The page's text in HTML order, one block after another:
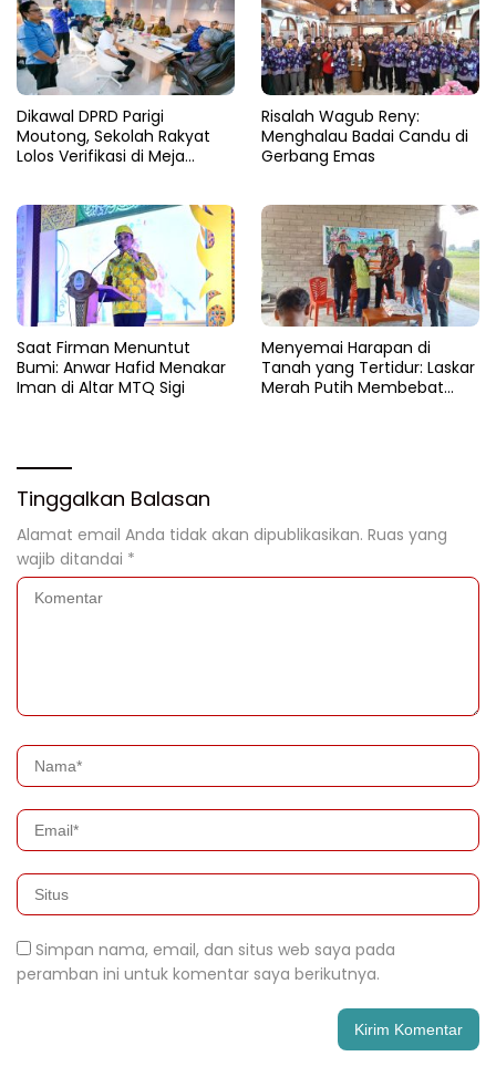
Dikawal DPRD Parigi
Moutong, Sekolah Rakyat
Lolos Verifikasi di Meja
Risalah Wagub Reny:
Menghalau Badai Candu di
Gerbang Emas
Saat Firman Menuntut
Bumi: Anwar Hafid Menakar
Iman di Altar MTQ Sigi
Menyemai Harapan di
Tanah yang Tertidur: Laskar
Merah Putih Membebat
Tinggalkan Balasan
Alamat email Anda tidak akan dipublikasikan. Ruas yang
wajib ditandai *
Simpan nama, email, dan situs web saya pada
peramban ini untuk komentar saya berikutnya.